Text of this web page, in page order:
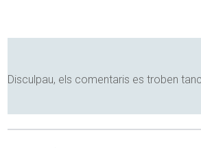
Disculpau, els comentaris es troben